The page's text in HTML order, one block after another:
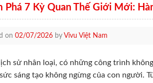
Phá 7 Kỳ Quan Thế Giới Mới:
on 02/07/2026 by Vivu Việt Nam
sử nhân loại, có những công trình
sáng tạo không ngừng của con người.